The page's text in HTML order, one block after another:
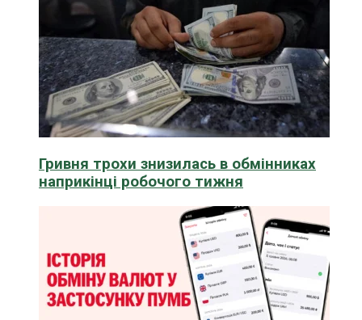
Гривня трохи знизилась в обмінниках
наприкінці робочого тижня